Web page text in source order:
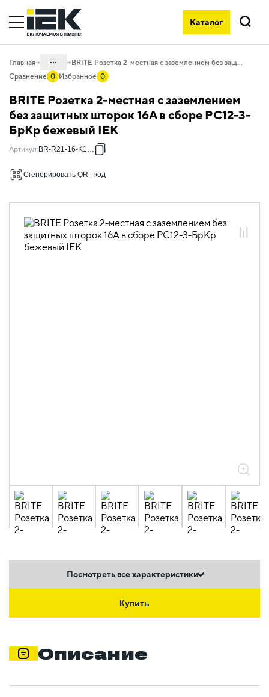
Каталог
Поиск
Главная ...
06. Изделия электроустановочные,
удлинители и силовые разъемы
изделия скрытого монтажа BRITE
BRITE Розетка 2-местная с заземлением без защитных шторок 16А в сборе РС12-3-БрКр бежевый IEK
Сравнение 0 Избранное 0
BRITE Розетка 2-местная с заземлением
без защитных шторок 16А в сборе РС12-3-
БрКр бежевый IEK
Артикул: BR-R21-16-K10-F
Сгенерировать QR - код
Посмотреть все характеристики
Купить
Описание